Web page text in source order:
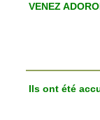
VENEZ
Ils ont été